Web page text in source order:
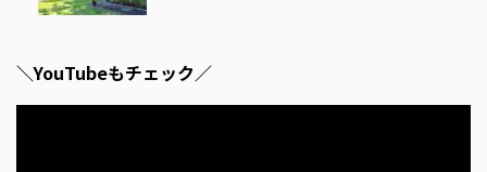
＼YouTubeもチェック／